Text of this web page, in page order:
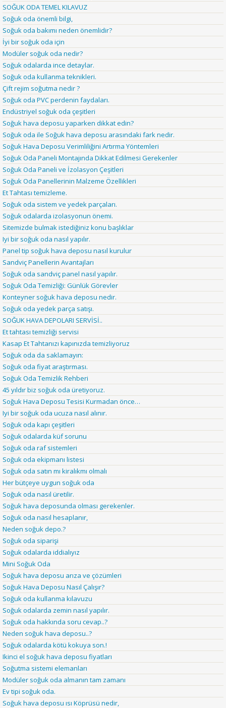
SOĞUK ODA TEMEL KILAVUZ
Soğuk oda önemli bilgi,
Soğuk oda bakımı neden önemlidir?
İyi bir soğuk oda için
Modüler soğuk oda nedir?
Soğuk odalarda ince detaylar.
Soğuk oda kullanma teknikleri.
Çift rejim soğutma nedir ?
Soğuk oda PVC perdenin faydaları.
Endüstriyel soğuk oda çeşitleri
Soğuk hava deposu yaparken dikkat edin?
Soğuk oda ile Soğuk hava deposu arasındaki fark nedir.
Soğuk Hava Deposu Verimliliğini Artırma Yöntemleri
Soğuk Oda Paneli Montajında Dikkat Edilmesi Gerekenler
Soğuk Oda Paneli ve İzolasyon Çeşitleri
Soğuk Oda Panellerinin Malzeme Özellikleri
Et Tahtası temizleme.
Soğuk oda sistem ve yedek parçaları.
Soğuk odalarda izolasyonun önemi.
Sitemizde bulmak istediğiniz konu başlıklar
Iyi bir soğuk oda nasıl yapılır.
Panel tip soğuk hava deposu nasıl kurulur
Sandviç Panellerin Avantajları
Soğuk oda sandviç panel nasıl yapılır.
Soğuk Oda Temizliği: Günlük Görevler
Konteyner soğuk hava deposu nedir.
Soğuk oda yedek parça satışı.
SOĞUK HAVA DEPOLARI SERVİSİ..
Et tahtası temizliği servisi
Kasap Et Tahtanızı kapınızda temizliyoruz
Soğuk oda da saklamayın:
Soğuk oda fiyat araştırması.
Soğuk Oda Temizlik Rehberi
45 yıldır biz soğuk oda üretiyoruz.
Soğuk Hava Deposu Tesisi Kurmadan önce…
Iyi bir soğuk oda ucuza nasıl alınır.
Soğuk oda kapı çeşitleri
Soğuk odalarda küf sorunu
Soğuk oda raf sistemleri
Soğuk oda ekipmanı listesi
Soğuk oda satın mı kiralıkmı olmalı
Her bütçeye uygun soğuk oda
Soğuk oda nasıl üretilir.
Soğuk hava deposunda olması gerekenler.
Soğuk oda nasıl hesaplanır,
Neden soğuk depo.?
Soğuk oda siparişi
Soğuk odalarda iddialıyız
Mini Soğuk Oda
Soğuk hava deposu arıza ve çözümleri
Soğuk Hava Deposu Nasıl Çalışır?
Soğuk oda kullanma kılavuzu
Soğuk odalarda zemin nasıl yapılır.
Soğuk oda hakkında soru cevap..?
Neden soğuk hava deposu..?
Soğuk odalarda kötü kokuya son.!
Ikinci el soğuk hava deposu fiyatları
Soğutma sistemi elemanları
Modüler soğuk oda almanın tam zamanı
Ev tipi soğuk oda.
Soğuk hava deposu ısı Köprüsü nedir,